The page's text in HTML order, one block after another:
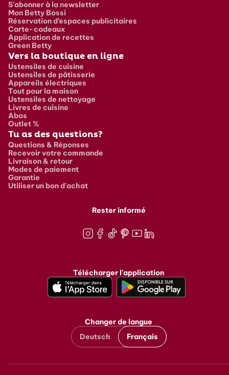
S'abonner à la newsletter
Mon Betty Bossi
Réservation d’espaces publicitaires
Carte-cadeaux
Application de recettes
Green Betty
Vers la boutique en ligne
Ustensiles de cuisine
Ustensiles de pâtisserie
Appareils électriques
Tout pour la maison
Ustensiles de nettoyage
Livres de cuisine
Abos
Outlet %
Tu as des questions?
Questions & Réponses
Recevoir votre commande
Livraison & retour
Modes de paiement
Garantie
Utiliser un bon d'achat
Rester informé
Télécharger l'application
Changer de langue
Deutsch
Français